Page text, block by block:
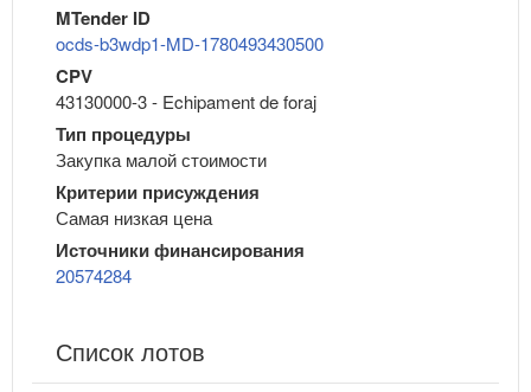
MTender ID
ocds-b3wdp1-MD-1780493430500
CPV
43130000-3 - Echipament de foraj
Тип процедуры
Закупка малой стоимости
Критерии присуждения
Самая низкая цена
Источники финансирования
20574284
Список лотов